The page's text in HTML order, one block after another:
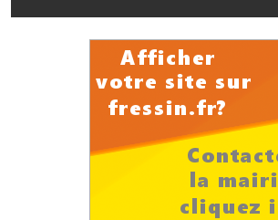
Déchets ménagers, tri sélectif, encombrants
Services publics communaux
Démarches administratives
Terrains et maisons à vendre